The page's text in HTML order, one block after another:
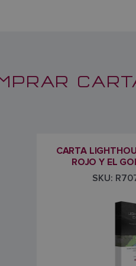
CARTA
ROJO Y EL
SKU: